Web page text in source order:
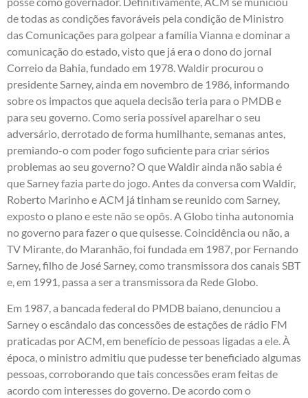
de todas as condições favoráveis pela condição de Ministro
das Comunicações para golpear a família Vianna e dominar a
comunicação do estado, visto que já era o dono do jornal
Correio da Bahia, fundado em 1978. Waldir procurou o
presidente Sarney, ainda em novembro de 1986, informando
sobre os impactos que aquela decisão teria para o PMDB e
para seu governo. Como seria possível aparelhar o seu
adversário, derrotado de forma humilhante, semanas antes,
premiando-o com poder fogo suficiente para criar sérios
problemas ao seu governo? O que Waldir ainda não sabia é
que Sarney fazia parte do jogo. Antes da conversa com Waldir,
Roberto Marinho e ACM já tinham se reunido com Sarney,
exposto o plano e este não se opôs. A Globo tinha autonomia
no governo para fazer o que quisesse. Coincidência ou não, a
TV Mirante, do Maranhão, foi fundada em 1987, por Fernando
Sarney, filho de José Sarney, como transmissora dos canais SBT
e, em 1991, passa a ser a transmissora da Rede Globo.
Em 1987, a bancada federal do PMDB baiano, denunciou a
Sarney o escândalo das concessões de estações de rádio FM
praticadas por ACM, em benefício de pessoas ligadas a ele. À
época, o ministro admitiu que pudesse ter beneficiado algumas
pessoas, corroborando que tais concessões eram feitas de
acordo com interesses do governo. De acordo com o